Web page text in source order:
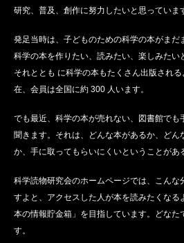
研究、普及、創作に努力したいと思っていま
発足当時は、子どものための科学の本がまだ
科学の本を作りたい、読みたい、楽しみたい
それととも に科学の本もたくさん出版され
在、会員は全国に約 300 人います。
でも最近、科学の本が売れない、図書館でも
聞きます。それは、どんな本があるか、どん
か、手に取ってもらいにくいということがあ
科学読物研究会のホームページでは、こんな
すよと、アクセスした人が本を読みたくなる
本の情報貯金箱」を目指しています。どなた
す。